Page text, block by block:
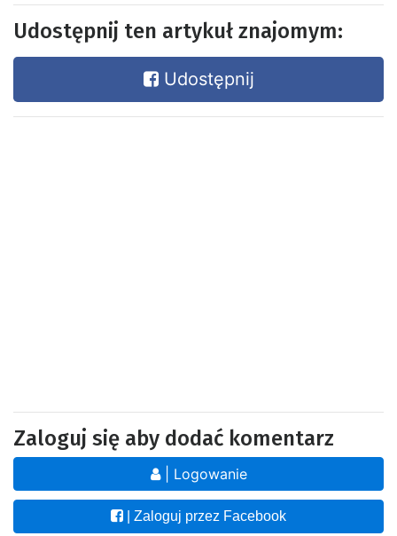
Udostępnij ten artykuł znajomym:
Udostępnij
Zaloguj się aby dodać komentarz
| Logowanie
| Zaloguj przez Facebook